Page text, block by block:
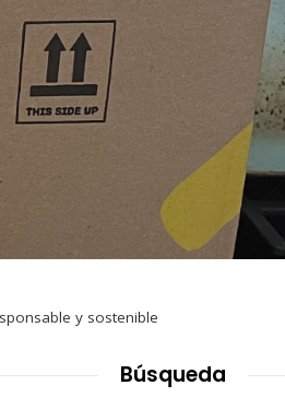
y sostenible
Búsqueda